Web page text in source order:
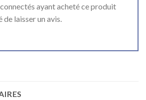
ayant acheté ce produit
laisser un avis.